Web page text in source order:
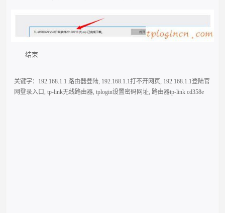
结束
关键字： 192.168.1.1 路由器登陆, 192.168.1.1打不开网页, 192.168.1.1登陆官
网登录入口,tp-link无线路由器,tplogin设置密码网址,路由器tp-link cd358e